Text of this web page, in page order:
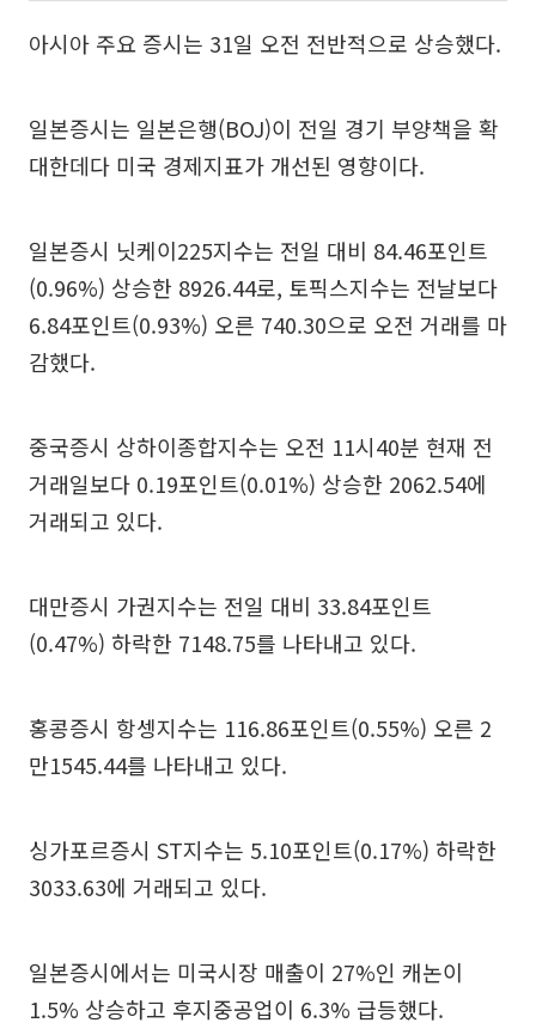
아시아 주요 증시는 31일 오전 전반적으로 상승했다.
일본증시는 일본은행(BOJ)이 전일 경기 부양책을 확
대한데다 미국 경제지표가 개선된 영향이다.
일본증시 닛케이225지수는 전일 대비 84.46포인트
(0.96%) 상승한 8926.44로, 토픽스지수는 전날보다
6.84포인트(0.93%) 오른 740.30으로 오전 거래를 마
감했다.
중국증시 상하이종합지수는 오전 11시40분 현재 전
거래일보다 0.19포인트(0.01%) 상승한 2062.54에
거래되고 있다.
대만증시 가권지수는 전일 대비 33.84포인트
(0.47%) 하락한 7148.75를 나타내고 있다.
홍콩증시 항셍지수는 116.86포인트(0.55%) 오른 2
만1545.44를 나타내고 있다.
싱가포르증시 ST지수는 5.10포인트(0.17%) 하락한
3033.63에 거래되고 있다.
일본증시에서는 미국시장 매출이 27%인 캐논이
1.5% 상승하고 후지중공업이 6.3% 급등했다.